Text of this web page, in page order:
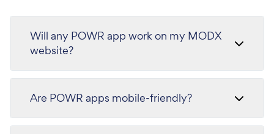
Will any POWR app work on my MODX
website?
Are POWR apps mobile-friendly?